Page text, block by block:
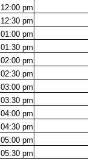
12:00 pm
12:30 pm
01:00 pm
01:30 pm
02:00 pm
02:30 pm
03:00 pm
03:30 pm
04:00 pm
04:30 pm
05:00 pm
05:30 pm